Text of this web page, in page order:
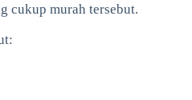
cukup murah tersebut.